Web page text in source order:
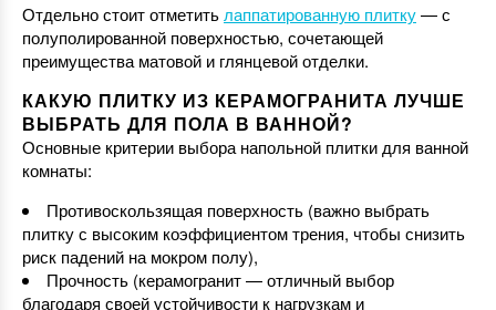
Отдельно стоит отметить лаппатированную плитку— с
полуполированной поверхностью, сочетающей
преимущества матовой и глянцевой отделки.
КАКУЮ ПЛИТКУ ИЗ КЕРАМОГРАНИТА ЛУЧШЕ
ВЫБРАТЬ ДЛЯ ПОЛА В ВАННОЙ?
Основные критерии выбора напольной плитки для ванной
комнаты:
Противоскользящая поверхность (важно выбрать
плитку с высоким коэффициентом трения, чтобы снизить
риск падений на мокром полу),
Прочность (керамогранит — отличный выбор
благодаря своей устойчивости к нагрузкам и